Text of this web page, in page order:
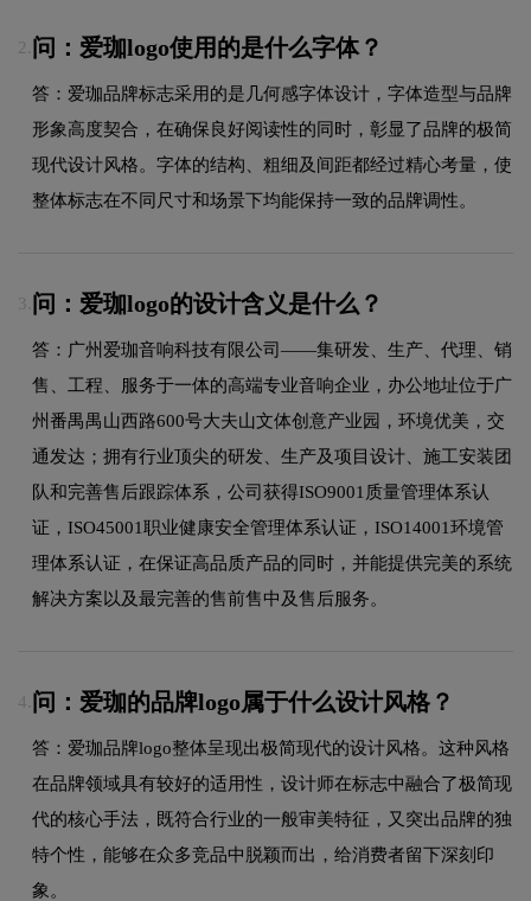
2. 问：爱珈logo使用的是什么字体？
答：爱珈品牌标志采用的是几何感字体设计，字体造型与品牌
形象高度契合，在确保良好阅读性的同时，彰显了品牌的极简
现代设计风格。字体的结构、粗细及间距都经过精心考量，使
整体标志在不同尺寸和场景下均能保持一致的品牌调性。
3. 问：爱珈logo的设计含义是什么？
答：广州爱珈音响科技有限公司——集研发、生产、代理、销
售、工程、服务于一体的高端专业音响企业，办公地址位于广
州番禺禺山西路600号大夫山文体创意产业园，环境优美，交
通发达；拥有行业顶尖的研发、生产及项目设计、施工安装团
队和完善售后跟踪体系，公司获得ISO9001质量管理体系认
证，ISO45001职业健康安全管理体系认证，ISO14001环境管
理体系认证，在保证高品质产品的同时，并能提供完美的系统
解决方案以及最完善的售前售中及售后服务。
4. 问：爱珈的品牌logo属于什么设计风格？
答：爱珈品牌logo整体呈现出极简现代的设计风格。这种风格
在品牌领域具有较好的适用性，设计师在标志中融合了极简现
代的核心手法，既符合行业的一般审美特征，又突出品牌的独
特个性，能够在众多竞品中脱颖而出，给消费者留下深刻印
象。